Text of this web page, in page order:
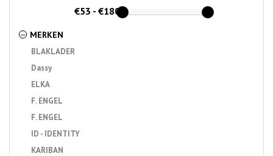
€53 - €180
– MERKEN
BLAKLADER
Dassy
ELKA
F. ENGEL
F. ENGEL
ID - IDENTITY
KARIBAN